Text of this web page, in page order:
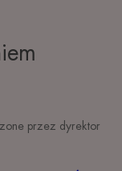
przez dyrektor